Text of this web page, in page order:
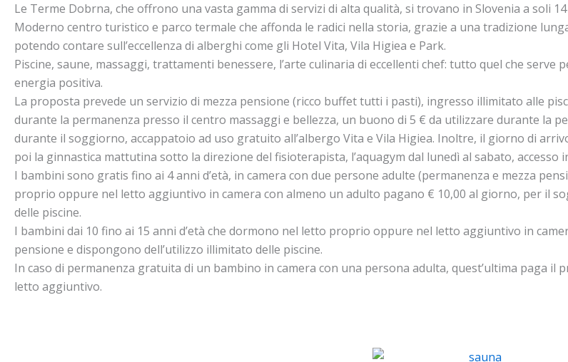
Le Terme Dobrna, che offrono una vasta gamma di servizi di alta qualità, si trovano in Slovenia a soli
Moderno centro turistico e parco termale che affonda le radici nella storia, grazie a una tradizione
potendo contare sull’eccellenza di alberghi come gli Hotel Vita, Vila Higiea e Park.
Piscine, saune, massaggi, trattamenti benessere, l’arte culinaria di eccellenti chef: tutto quel che
energia positiva.
La proposta prevede un servizio di mezza pensione (ricco buffet tutti i pasti), ingresso illimitato alle
durante la permanenza presso il centro massaggi e bellezza, un buono di 5 € da utilizzare durante la
durante il soggiorno, accappatoio ad uso gratuito all’albergo Vita e Vila Higiea. Inoltre, il giorno di
poi la ginnastica mattutina sotto la direzione del fisioterapista, l’aquagym dal lunedì al sabato,
I bambini sono gratis fino ai 4 anni d’età, in camera con due persone adulte (permanenza e mezza
proprio oppure nel letto aggiuntivo in camera con almeno un adulto pagano € 10,00 al giorno, per il
delle piscine.
I bambini dai 10 fino ai 15 anni d’età che dormono nel letto proprio oppure nel letto aggiuntivo in
pensione e dispongono dell’utilizzo illimitato delle piscine.
In caso di permanenza gratuita di un bambino in camera con una persona adulta, quest’ultima paga il
letto aggiuntivo.